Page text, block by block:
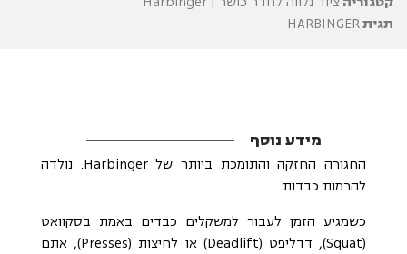
תגיתHARBINGER
מידע נוסף
החגורה החזקה והתומכת ביותר של Harbinger. נולדה
להרמות כבדות.
כשמגיע הזמן לעבור למשקלים כבדים באמת בסקוואט
(Squat), דדליפט (Deadlift) או לחיצות (Presses), אתם